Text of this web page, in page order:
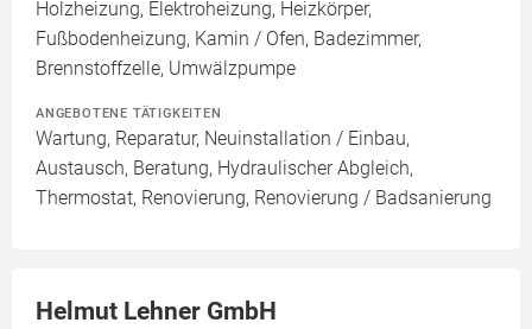
Holzheizung, Elektroheizung, Heizkörper,
Fußbodenheizung, Kamin / Ofen, Badezimmer,
Brennstoffzelle, Umwälzpumpe
ANGEBOTENE TÄTIGKEITEN
Wartung, Reparatur, Neuinstallation / Einbau,
Austausch, Beratung, Hydraulischer Abgleich,
Thermostat, Renovierung, Renovierung / Badsanierung
Helmut Lehner GmbH